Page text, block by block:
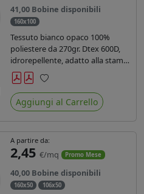
41,00 Bobine disponibili
160x100
Tessuto bianco opaco 100%
poliestere da 270gr. Dtex 600D,
idrorepellente, adatto alla stampa
solvente, ecosolvente, uv, latex (di
terza generazione). Ideale per
tende ,coperture gazebo, prodotti
gonfiabili o cuscini di
Preferiti
Aggiungi al Carrello
A partire da:
2,45 €/mq Promo Mese
40,00 Bobine disponibili
160x50 106x50